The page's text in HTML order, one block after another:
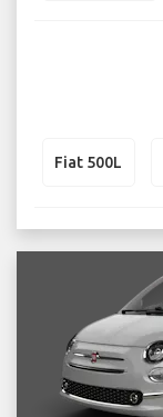
Fiat 500L